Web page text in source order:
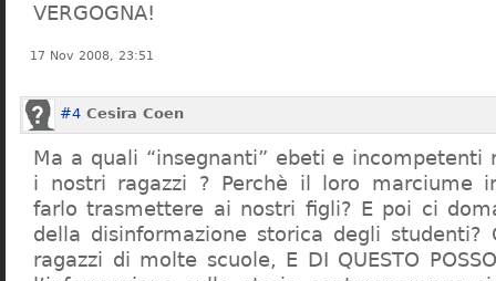
VERGOGNA!
17 Nov 2008, 23:51
#4 Cesira Coen
Ma a quali “insegnanti” ebeti e
i nostri ragazzi ? Perchè il loro marciume
farlo trasmettere ai nostri figli? E poi ci
della disinformazione storica degli
ragazzi di molte scuole, E DI QUESTO POSSO